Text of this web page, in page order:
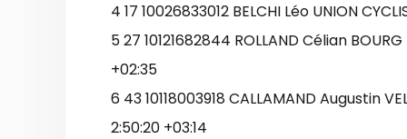
4 17 10026833012 BELCHI Léo UNION
5 27 10121682844 ROLLAND Célian BOURG
+02:35
6 43 10118003918 CALLAMAND Augustin
2:50:20 +03:14